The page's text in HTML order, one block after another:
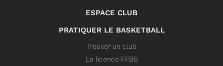
ESPACE CLUB
PRATIQUER LE BASKETBALL
Trouver un club
La licence FFBB